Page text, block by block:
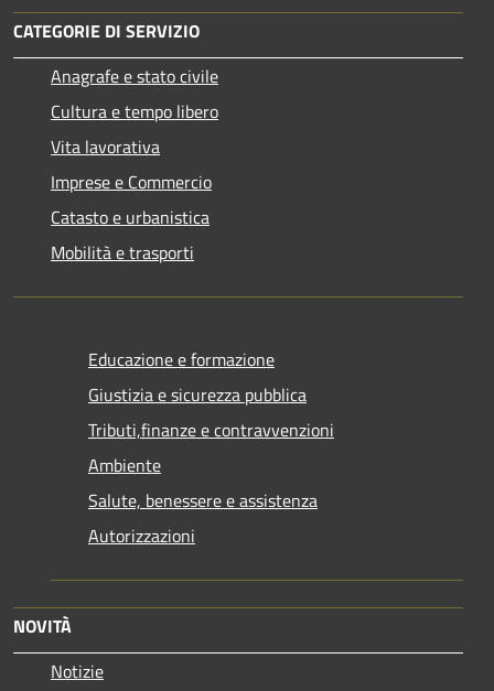
CATEGORIE DI SERVIZIO
Anagrafe e stato civile
Cultura e tempo libero
Vita lavorativa
Imprese e Commercio
Catasto e urbanistica
Mobilità e trasporti
Educazione e formazione
Giustizia e sicurezza pubblica
Tributi,finanze e contravvenzioni
Ambiente
Salute, benessere e assistenza
Autorizzazioni
NOVITÀ
Notizie